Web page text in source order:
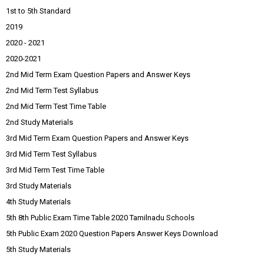
1st to 5th Standard
2019
2020 - 2021
2020-2021
2nd Mid Term Exam Question Papers and Answer Keys
2nd Mid Term Test Syllabus
2nd Mid Term Test Time Table
2nd Study Materials
3rd Mid Term Exam Question Papers and Answer Keys
3rd Mid Term Test Syllabus
3rd Mid Term Test Time Table
3rd Study Materials
4th Study Materials
5th 8th Public Exam Time Table 2020 Tamilnadu Schools
5th Public Exam 2020 Question Papers Answer Keys Download
5th Study Materials